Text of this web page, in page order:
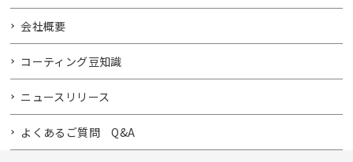
会社概要
コーティング豆知識
ニュースリリース
よくあるご質問 Q&A